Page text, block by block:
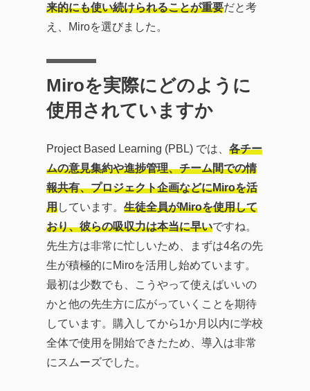
来的にも使い続けられることが重要だと考
え、Miroを選びました。
Miroを実際にどのように
使用されていますか
Project Based Learning (PBL) では、 各チー
ムの意見集約や進捗管理、チーム間での情
報共有、プロジェクト企画などにMiroを活
用しています。 生徒全員がMiroを使用して
おり、彼らの吸収力は本当に早いですね。
先生方は非常に忙しいため、まずは4名の先
生が積極的にMiroを活用し始めています。
最初は少数でも、こうやって使えばいいの
かと他の先生方に広がっていくことを期待
しています。購入してから1か月以内に学校
全体で使用を開始できたため、導入は非常
にスムーズでした。